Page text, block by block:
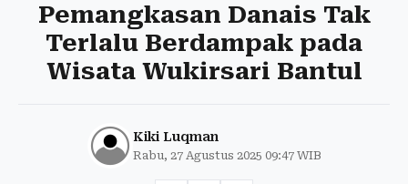
Pemangkasan Danais Tak
Terlalu Berdampak pada
Wisata Wukirsari Bantul
Kiki Luqman
Rabu, 27 Agustus 2025 09:47 WIB